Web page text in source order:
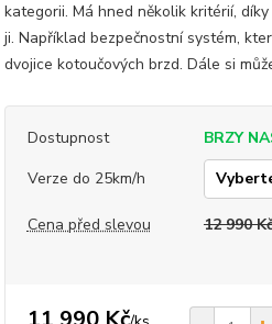
kategorii. Má hned několik kritérií,
ji. Například bezpečnostní systém,
dvojice kotoučových brzd. Dále si
Dostupnost
BRZY
Verze do 25km/h
Cena před slevou 12 990